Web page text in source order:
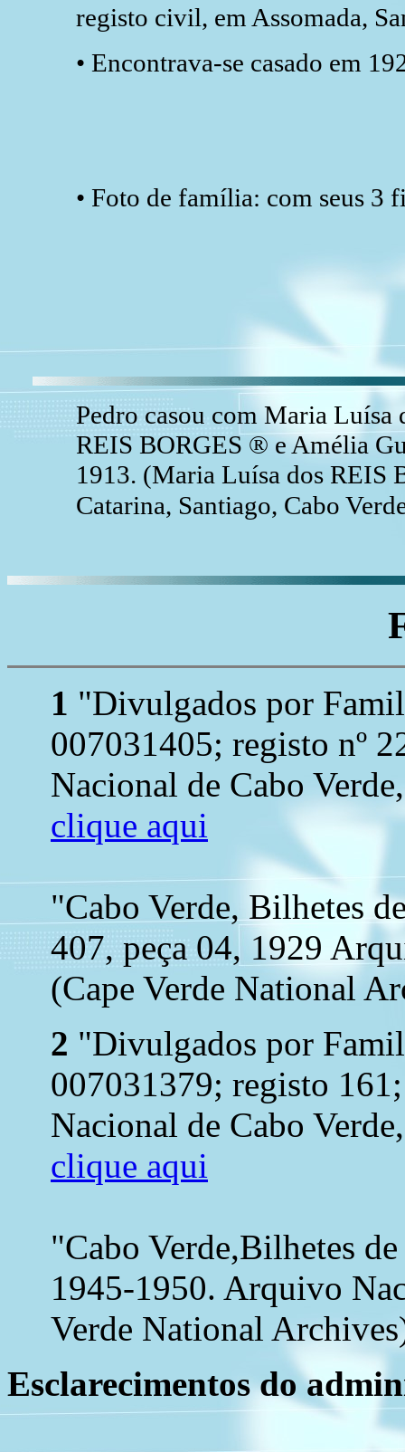
registo civil, em Assomada,
• Encontrava-se casado em
• Foto de família: com seus 3
Pedro casou com Maria
REIS BORGES ® e Amélia
1913. (Maria Luísa dos REIS
Catarina, Santiago, Cabo
1 "Divulgados por
007031405; registo nº
Nacional de Cabo
clique aqui
"Cabo Verde, Bilhetes
407, peça 04, 1929
(Cape Verde National
2 "Divulgados por
007031379; registo
Nacional de Cabo
clique aqui
"Cabo Verde,Bilhetes
1945-1950. Arquivo
Verde National
Esclarecimentos do